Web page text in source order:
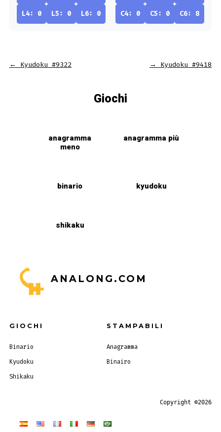
L4: 0 L5: 0 L6: 0 C4: 0 C5: 0 C6: 8
← Kyudoku #9322 → Kyudoku #9418
Giochi
anagramma
meno
anagramma più
binario kyudoku
shikaku
ANALONG.COM
GIOCHI
Binario
Kyudoku
Shikaku
STAMPABILI
Anagramma
Binairo